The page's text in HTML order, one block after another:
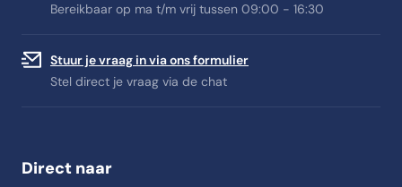
Bereikbaar op ma t/m vrij tussen 09:00 - 16:30
Stuur je vraag in via ons formulier
Stel direct je vraag via de chat
Direct naar